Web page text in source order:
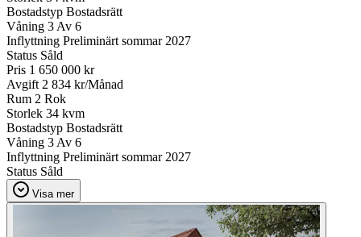
Bostadstyp Bostadsrätt
Våning 3 Av 6
Inflyttning Preliminärt sommar 2027
Status Såld
Pris 1 650 000 kr
Avgift 2 834 kr/Månad
Rum 2 Rok
Storlek 34 kvm
Bostadstyp Bostadsrätt
Våning 3 Av 6
Inflyttning Preliminärt sommar 2027
Status Såld
Visa mer